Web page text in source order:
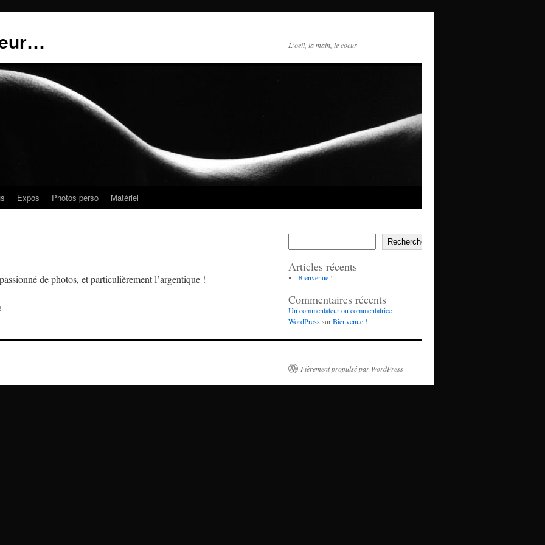
L'oeil, la main, le coeur
Expos Photos perso Matériel
de photos, et particulièrement l’argentique !
Rechercher
Articles récents
Bienvenue !
Commentaires récents
Un commentateur ou commentatrice
WordPresssurBienvenue !
Fièrement propulsé par WordPress